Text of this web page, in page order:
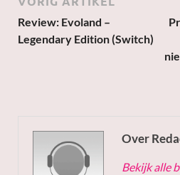
Review: Evoland –
Legendary Edition (Switch)
Over
Bekijk alle